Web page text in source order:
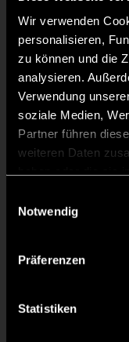
Wir verwenden
personalisieren,
zu können und die
analysieren.
Verwendung
soziale Medien,
Partner führen
weiteren Daten
Notwendig
Präferenzen
Statistiken
Annika
B.
Lara
B.